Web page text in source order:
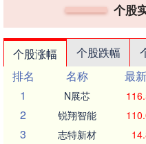
个股
个股涨幅 个股跌幅
排名
名称 最
1
N展芯
2 锐翔智能
3 志特新材